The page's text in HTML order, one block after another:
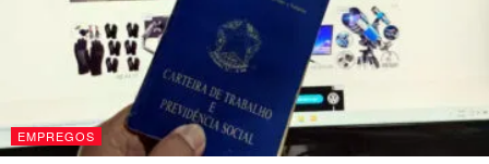
EMPREGOS